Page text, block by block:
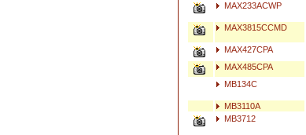
MAX233ACWP
MAX3815CCMD
MAX427CPA
MAX485CPA
MB134C
MB3110A
MB3712